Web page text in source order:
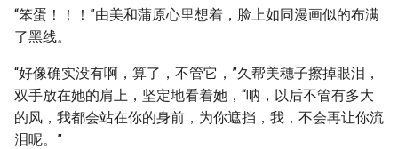
“笨蛋！！！”由美和蒲原心里想着，脸上如同漫画似的布满
了黑线。
“好像确实没有啊，算了，不管它，”久帮美穗子擦掉眼泪，
双手放在她的肩上，坚定地看着她，“呐，以后不管有多大
的风，我都会站在你的身前，为你遮挡，我，不会再让你流
泪呢。”